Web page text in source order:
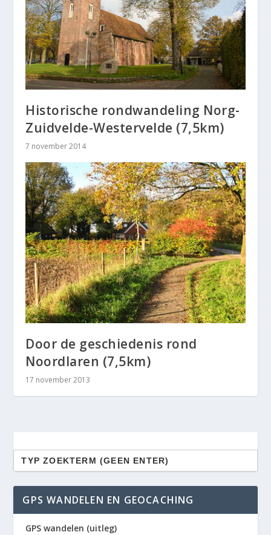
Historische rondwandeling Norg-
Zuidvelde-Westervelde (7,5km)
7 november 2014
Door de geschiedenis rond
Noordlaren (7,5km)
17 november 2013
Zoek
naar:
GPS WANDELEN EN GEOCACHING
GPS wandelen (uitleg)